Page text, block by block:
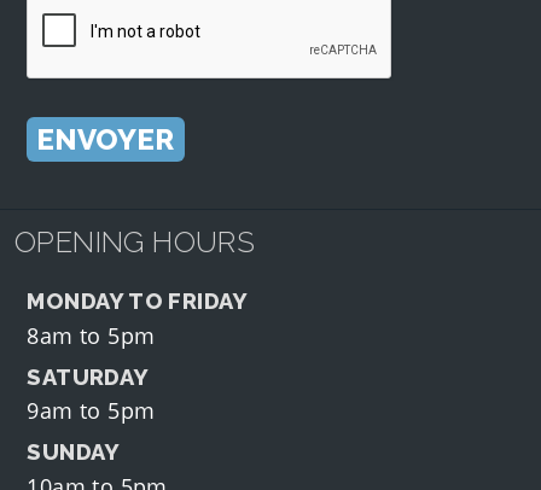
OPENING HOURS
MONDAY TO FRIDAY
8am to 5pm
SATURDAY
9am to 5pm
SUNDAY